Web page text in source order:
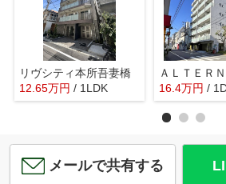
リヴシティ本所吾妻橋
12.65万円 / 1LDK
ＡＬＴＥＲ
16.4万円 /
メールで共有する